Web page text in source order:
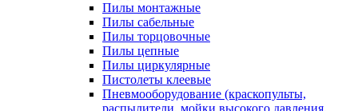
Пилы монтажные
Пилы сабельные
Пилы торцовочные
Пилы цепные
Пилы циркулярные
Пистолеты клеевые
Пневмооборудование (краскопульты,
распылители, мойки высокого давления,